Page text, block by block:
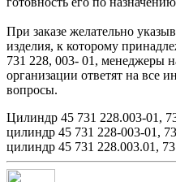
При заказе желательно
изделия, к которому
731 228, 003- 01, менеджеры
организации ответят на все
вопросы.
Цилиндр 45 731 228.003-01,
цилиндр 45 731 228-003-01,
цилиндр 45 731 228.003.01,